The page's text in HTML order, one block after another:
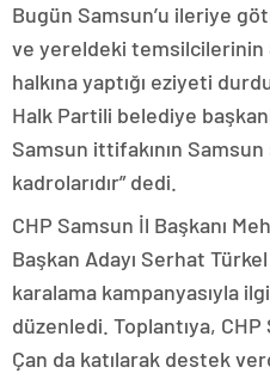
Bugün Samsun’u ileriye
ve yereldeki temsilcilerinin
halkına yaptığı eziyeti
Halk Partili belediye
Samsun ittifakının
kadrolarıdır” dedi.
CHP Samsun İl Başkanı
Başkan Adayı Serhat
karalama kampanyasıyla
düzenledi. Toplantıya,
Çan da katılarak destek